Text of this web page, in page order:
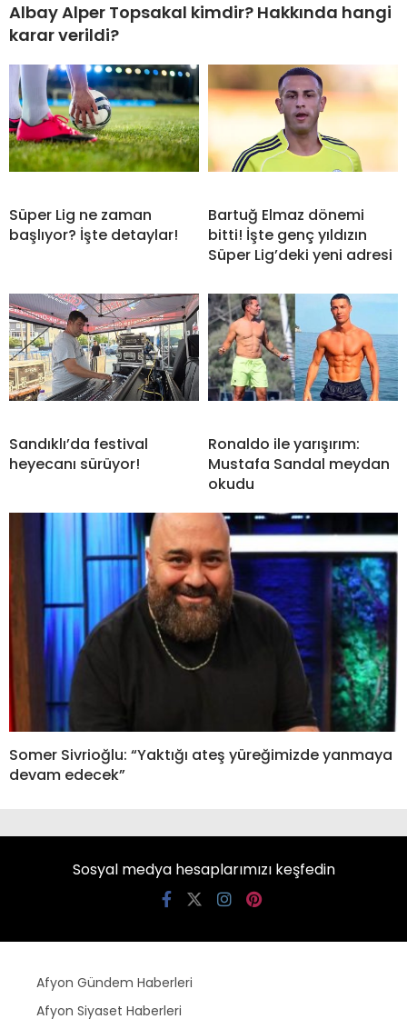
Albay Alper Topsakal kimdir? Hakkında hangi
karar verildi?
Süper Lig ne zaman
başlıyor? İşte detaylar!
Bartuğ Elmaz dönemi
bitti! İşte genç yıldızın
Süper Lig’deki yeni adresi
Sandıklı’da festival
heyecanı sürüyor!
Ronaldo ile yarışırım:
Mustafa Sandal meydan
okudu
Somer Sivrioğlu: “Yaktığı ateş yüreğimizde yanmaya
devam edecek”
Sosyal medya hesaplarımızı keşfedin
Afyon Gündem Haberleri
Afyon Siyaset Haberleri